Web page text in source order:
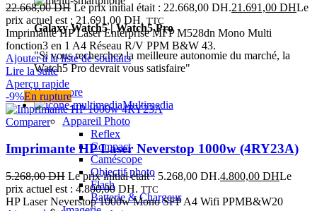
Galaxy Watch5 | Watch5 Pro
"Si vous recherchez la meilleure autonomie du marché, la
Watch5 Pro devrait vous satisfaire"
Read more
Multimedia
Appareil Photo
Reflex
Compact
Caméscope
Objectif photo
Flash
Batterie & Chargeur
22.668,00DH Le prix initial était : 22.668,00 DH.21.691,00 DHLe
prix actuel est : 21.691,00 DH. TTC
Imprimante HP Laser Enterprise MFP M528dn Mono Multi
fonction3 en 1 A4 Réseau R/V PPM B&W 43.
Ajouter à la liste de souhaits
Lire la suite
Aperçu rapide
-9%En rupture
Comparer
Imprimante HP Laser Neverstop 1000w (4RY23A)
5.268,00DH Le prix initial était : 5.268,00 DH.4.800,00 DHLe
prix actuel est : 4.800,00 DH. TTC
HP Laser Neverstop 1000w Mono SFP A4 Wifi PPMB&W20